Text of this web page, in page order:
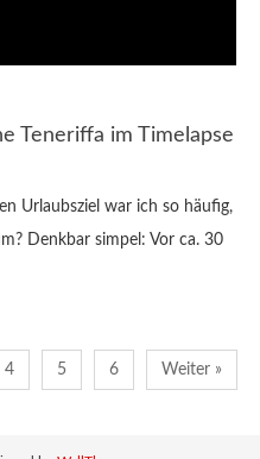
Teneriffa im Timelapse
Urlaubsziel war ich so häufig,
Denkbar simpel: Vor ca. 30
4 5 6 Weiter »